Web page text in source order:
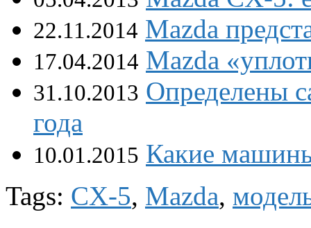
22.11.2014 Mazda
17.04.2014 Mazda
31.10.2013 Определены
года
10.01.2015 Какие
Tags: CX-5, Mazda,